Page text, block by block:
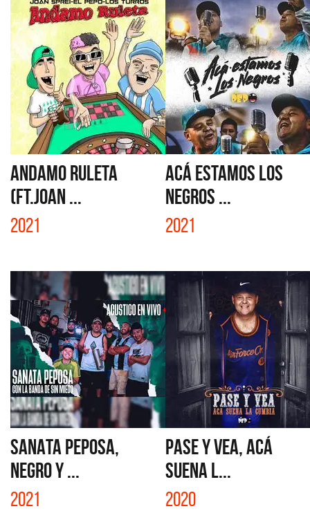
ANDAMO RULETA
(FT.JOAN ...
2021
ACÁ ESTAMOS LOS
NEGROS ...
2021
SANATA PEPOSA,
NEGRO Y ...
2021
PASE Y VEA, ACÁ
SUENA L...
2020